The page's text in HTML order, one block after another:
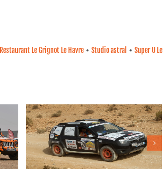
Restaurant Le Grignot Le Havre • Studio astral • Super U Le